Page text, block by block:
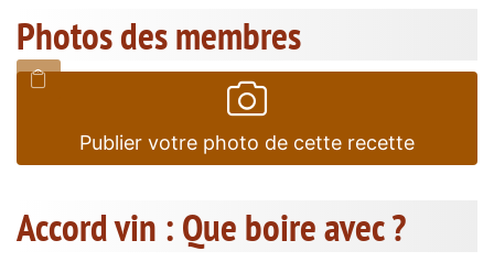
Photos des membres
Publier votre photo de cette recette
Accord vin : Que boire avec ?